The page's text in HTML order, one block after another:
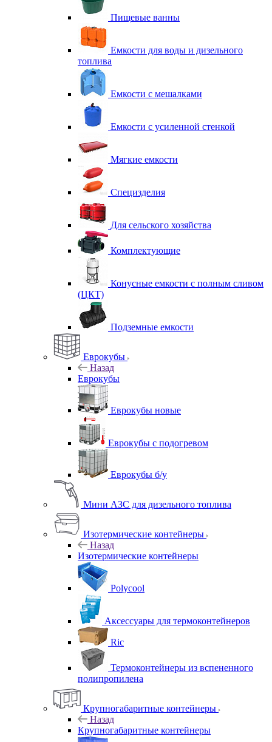
Пищевые ванны
Емкости для воды и дизельного
топлива
Емкости с мешалками
Емкости с усиленной стенкой
Мягкие емкости
Специзделия
Для сельского хозяйства
Комплектующие
Конусные емкости с полным сливом
(ЦКТ)
Подземные емкости
Еврокубы
Назад
Еврокубы
Еврокубы новые
Еврокубы с подогревом
Еврокубы б/у
Мини АЗС для дизельного топлива
Изотермические контейнеры
Назад
Изотермические контейнеры
Polycool
Аксессуары для термоконтейнеров
Ric
Термоконтейнеры из вспененного
полипропилена
Крупногабаритные контейнеры
Назад
Крупногабаритные контейнеры